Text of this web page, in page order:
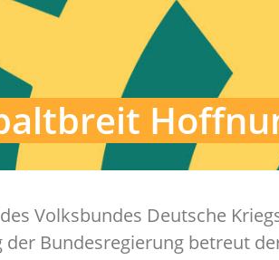
Volksbundes Deutsche
Bundesregierung betreut